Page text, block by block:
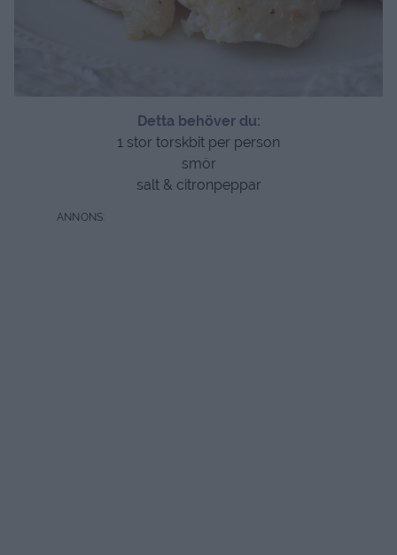
Detta behöver du:
1 stor torskbit per person
smör
salt & citronpeppar